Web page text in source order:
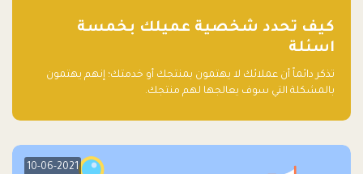
كيف تحدد شخصية عميلك بخمسة
اسئلة
تذكر دائماً أن عملائك لا يهتمون بمنتجك أو خدمتك؛ إنهم يهتمون
بالمشكلة التي سوف يعالجها لهم منتجك.
10-06-2021